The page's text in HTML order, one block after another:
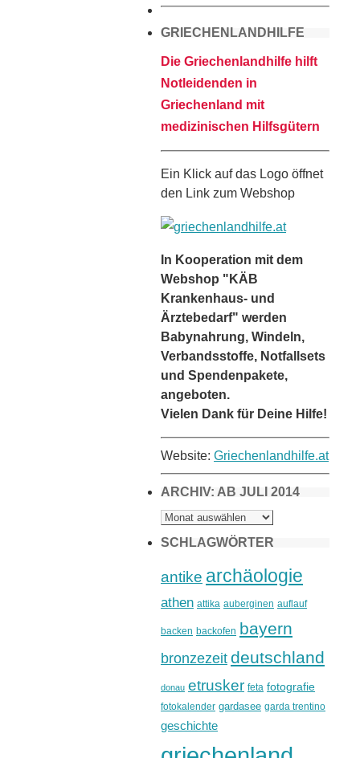
GRIECHENLANDHILFE
Die Griechenlandhilfe hilft
Notleidenden in
Griechenland mit
medizinischen Hilfsgütern
Ein Klick auf das Logo öffnet
den Link zum Webshop
In Kooperation mit dem
Webshop "KÄB
Krankenhaus- und
Ärztebedarf" werden
Babynahrung, Windeln,
Verbandsstoffe, Notfallsets
und Spendenpakete,
angeboten.
Vielen Dank für Deine Hilfe!
Website: Griechenlandhilfe.at
ARCHIV: AB JULI 2014
ARCHIV:
AB
2014
SCHLAGWÖRTER
antike archäologie
athen attika auberginen auflauf
backen backofen bayern
bronzezeit deutschland
donau etrusker feta fotografie
fotokalender gardasee garda trentino
geschichte